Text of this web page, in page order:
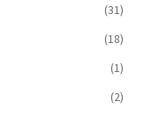
(31)
(18)
(1)
(2)